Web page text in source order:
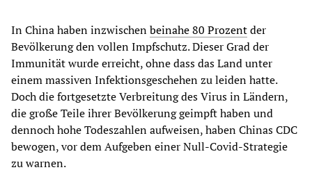
In China haben inzwischenbeinahe 80 Prozentder
Bevölkerung den vollen Impfschutz. Dieser Grad der
Immunität wurde erreicht, ohne dass das Land unter
einem massiven Infektionsgeschehen zu leiden hatte.
Doch die fortgesetzte Verbreitung des Virus in Ländern,
die große Teile ihrer Bevölkerung geimpft haben und
dennoch hohe Todeszahlen aufweisen, haben Chinas CDC
bewogen, vor dem Aufgeben einer Null-Covid-Strategie
zu warnen.